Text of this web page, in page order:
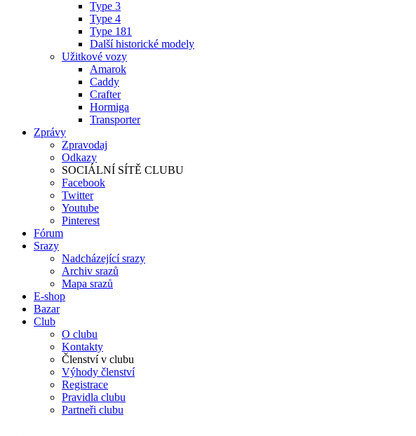
Type 3
Type 4
Type 181
Další historické modely
Užitkové vozy
Amarok
Caddy
Crafter
Hormiga
Transporter
Zprávy
Zpravodaj
Odkazy
SOCIÁLNÍ SÍTĚ CLUBU
Facebook
Twitter
Youtube
Pinterest
Fórum
Srazy
Nadcházející srazy
Archiv srazů
Mapa srazů
E-shop
Bazar
Club
O clubu
Kontakty
Členství v clubu
Výhody členství
Registrace
Pravidla clubu
Partneři clubu